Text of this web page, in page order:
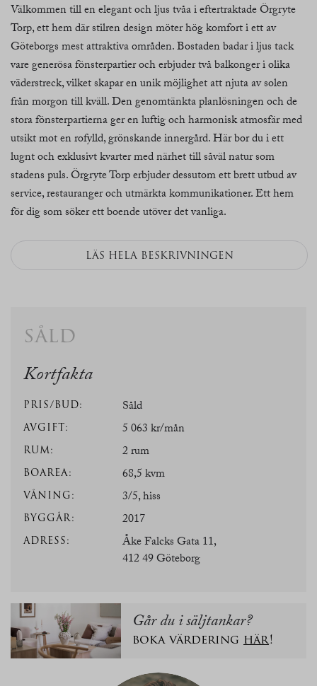
Välkommen till en elegant och ljus tvåa i eftertraktade Örgryte
Torp, ett hem där stilren design möter hög komfort i ett av
Göteborgs mest attraktiva områden. Bostaden badar i ljus tack
vare generösa fönsterpartier och erbjuder två balkonger i olika
väderstreck, vilket skapar en unik möjlighet att njuta av solen
från morgon till kväll. Den genomtänkta planlösningen och de
stora fönsterpartierna ger en luftig och harmonisk atmosfär med
utsikt mot en rofylld, grönskande innergård. Här bor du i ett
lugnt och exklusivt kvarter med närhet till såväl natur som
stadens puls. Örgryte Torp erbjuder dessutom ett brett utbud av
service, restauranger och utmärkta kommunikationer. Ett hem
för dig som söker ett boende utöver det vanliga.
LÄS HELA BESKRIVNINGEN
såld
Kortfakta
PRIS/BUD: Såld
AVGIFT: 5 063 kr/mån
RUM: 2 rum
BOAREA: 68,5 kvm
VÅNING: 3/5, hiss
BYGGÅR: 2017
ADRESS:
Åke Falcks Gata 11,
412 49 Göteborg
Går du i säljtankar?
boka värdering här!